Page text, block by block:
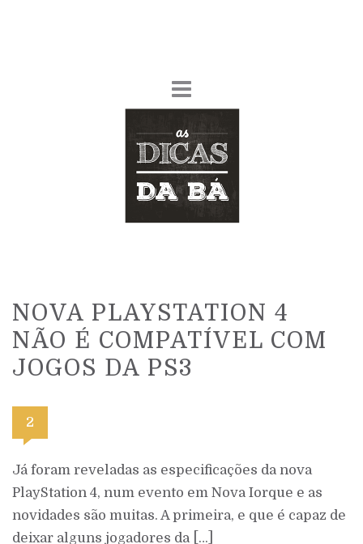
NOVA PLAYSTATION 4
NÃO É COMPATÍVEL COM
JOGOS DA PS3
2
Já foram reveladas as especificações da nova
PlayStation 4, num evento em Nova Iorque e as
novidades são muitas. A primeira, e que é capaz de
deixar alguns jogadores da […]